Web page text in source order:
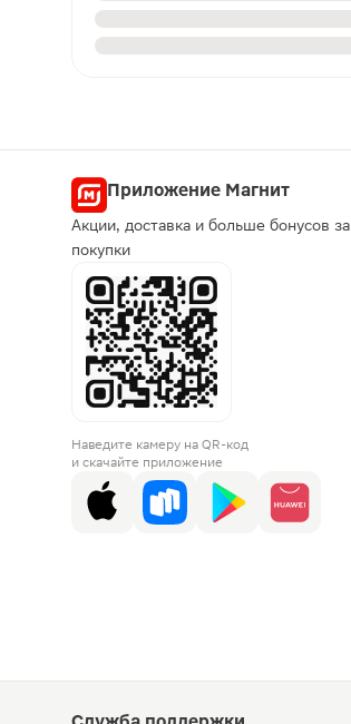
Приложение Магнит
Акции, доставка и больше бонусов за
покупки
Наведите камеру на QR-код
и скачайте приложение